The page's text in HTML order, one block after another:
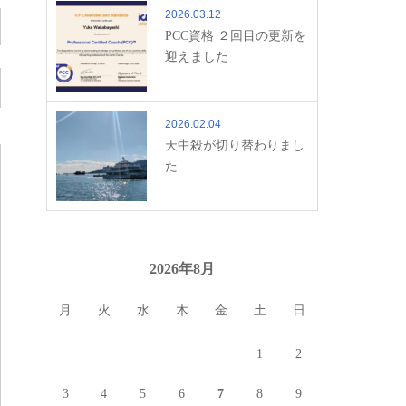
2026.03.12
PCC資格 ２回目の更新を
迎えました
2026.02.04
天中殺が切り替わりまし
た
2026年8月
月 火 水 木 金 土 日
1 2
3 4 5 6 7 8 9